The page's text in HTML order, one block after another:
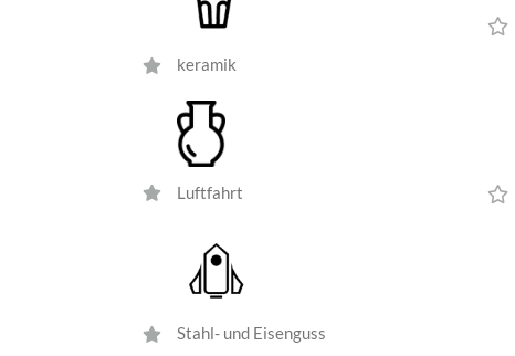
keramik
Luftfahrt
Stahl- und Eisenguss